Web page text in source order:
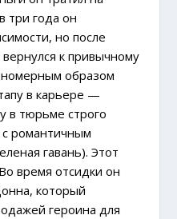
три года он
но после
к привычному
образом
в карьере —
в тюрьме строго
романтичным
гавань). Этот
время отсидки он
который
героина для